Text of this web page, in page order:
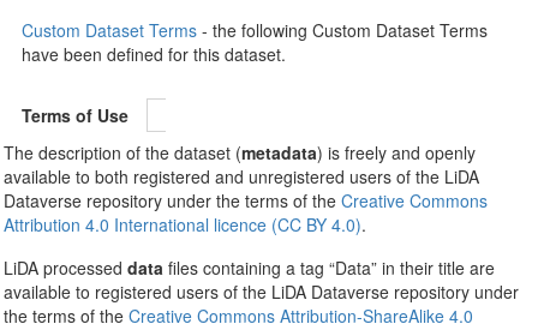
Custom Dataset Terms - the following Custom Dataset Terms
have been defined for this dataset.
Terms of Use
The description of the dataset (metadata) is freely and openly
available to both registered and unregistered users of the LiDA
Dataverse repository under the terms of the Creative Commons
Attribution 4.0 International licence (CC BY 4.0).
LiDA processed data files containing a tag “Data” in their title are
available to registered users of the LiDA Dataverse repository under
the terms of the Creative Commons Attribution-ShareAlike 4.0